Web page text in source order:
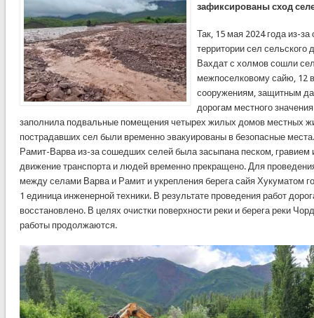
зафиксированы сход
Так, 15 мая 2024 года из-
территории сел сельского
Вахдат с холмов сошли
межпоселковому сайю, 12
сооружениям, защитным
дорогам местного
заполнила подвальные помещения четырех жилых домов местных
пострадавших сел были временно эвакуированы в безопасные
Рамит-Варва из-за сошедших селей была засыпана песком, гравием
движение транспорта и людей временно прекращено. Для
между селами Варва и Рамит и укрепления берега сайя Хукуматом
1 единица инженерной техники. В результате проведения работ
восстановлено. В целях очистки поверхности реки и берега реки
работы продолжаются.